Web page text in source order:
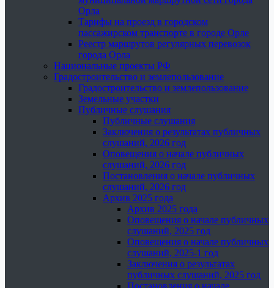
Орла
Тарифы на проезд в городском
пассажирском транспорте в городе Орле
Реестр маршрутов регулярных перевозок
города Орла
Национальные проекты РФ
Градостроительство и землепользование
Градостроительство и землепользование
Земельные участки
Публичные слушания
Публичные слушания
Заключения о результатах публичных
слушаний, 2026 год
Оповещения о начале публичных
слушаний, 2026 год
Постановления о начале публичных
слушаний, 2026 год
Архив 2025 года
Архив 2025 года
Оповещения о начале публичных
слушаний, 2025 год
Оповещения о начале публичных
слушаний, 2025-1 год
Заключения о результатах
публичных слушаний, 2025 год
Постановления о начале